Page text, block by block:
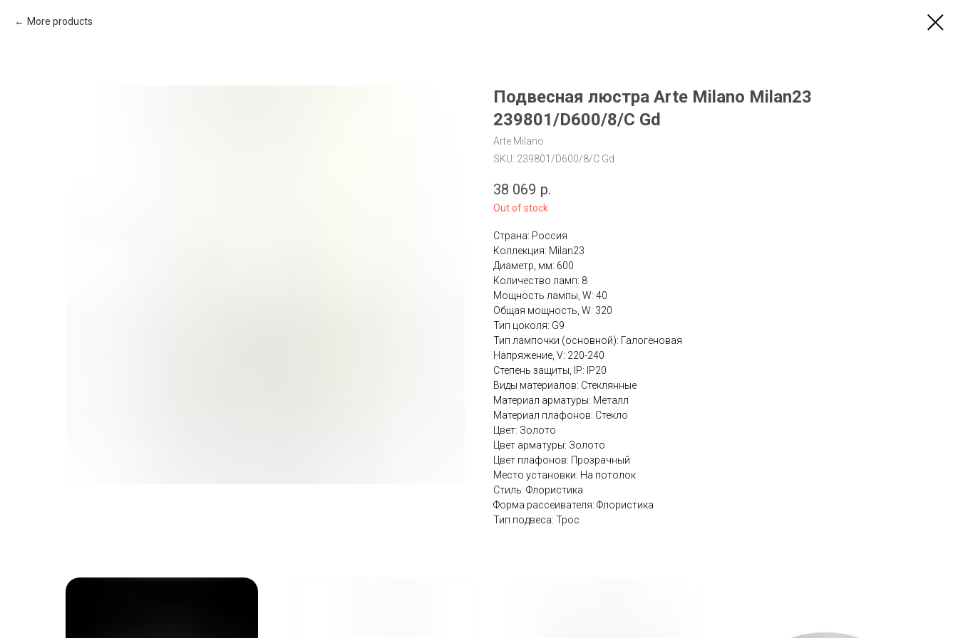
More products
Подвесная люстра Arte Milano Milan23
239801/D600/8/C Gd
Arte Milano
SKU: 239801/D600/8/C Gd
38 069 р.
Out of stock
Страна: Россия
Коллекция: Milan23
Диаметр, мм: 600
Количество ламп: 8
Мощность лампы, W: 40
Общая мощность, W: 320
Тип цоколя: G9
Тип лампочки (основной): Галогеновая
Напряжение, V: 220-240
Степень защиты, IP: IP20
Виды материалов: Стеклянные
Материал арматуры: Металл
Материал плафонов: Стекло
Цвет: Золото
Цвет арматуры: Золото
Цвет плафонов: Прозрачный
Место установки: На потолок
Стиль: Флористика
Форма рассеивателя: Флористика
Тип подвеса: Трос